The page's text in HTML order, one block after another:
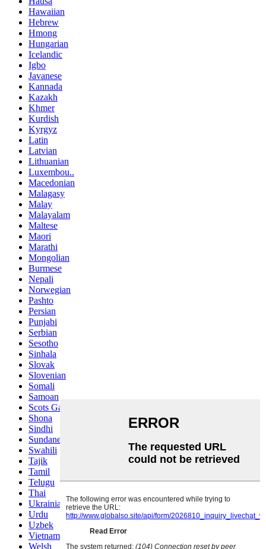
Hawaiian
Hebrew
Hmong
Hungarian
Icelandic
Igbo
Javanese
Kannada
Kazakh
Khmer
Kurdish
Kyrgyz
Latin
Latvian
Lithuanian
Luxembou..
Macedonian
Malagasy
Malay
Malayalam
Maltese
Maori
Marathi
Mongolian
Burmese
Nepali
Norwegian
Pashto
Persian
Punjabi
Serbian
Sesotho
Sinhala
Slovak
Slovenian
Somali
Samoan
Scots Gaelic
Shona
Sindhi
Sundanese
Swahili
Tajik
Tamil
Telugu
Thai
Ukrainian
Urdu
Uzbek
Vietnamese
Welsh